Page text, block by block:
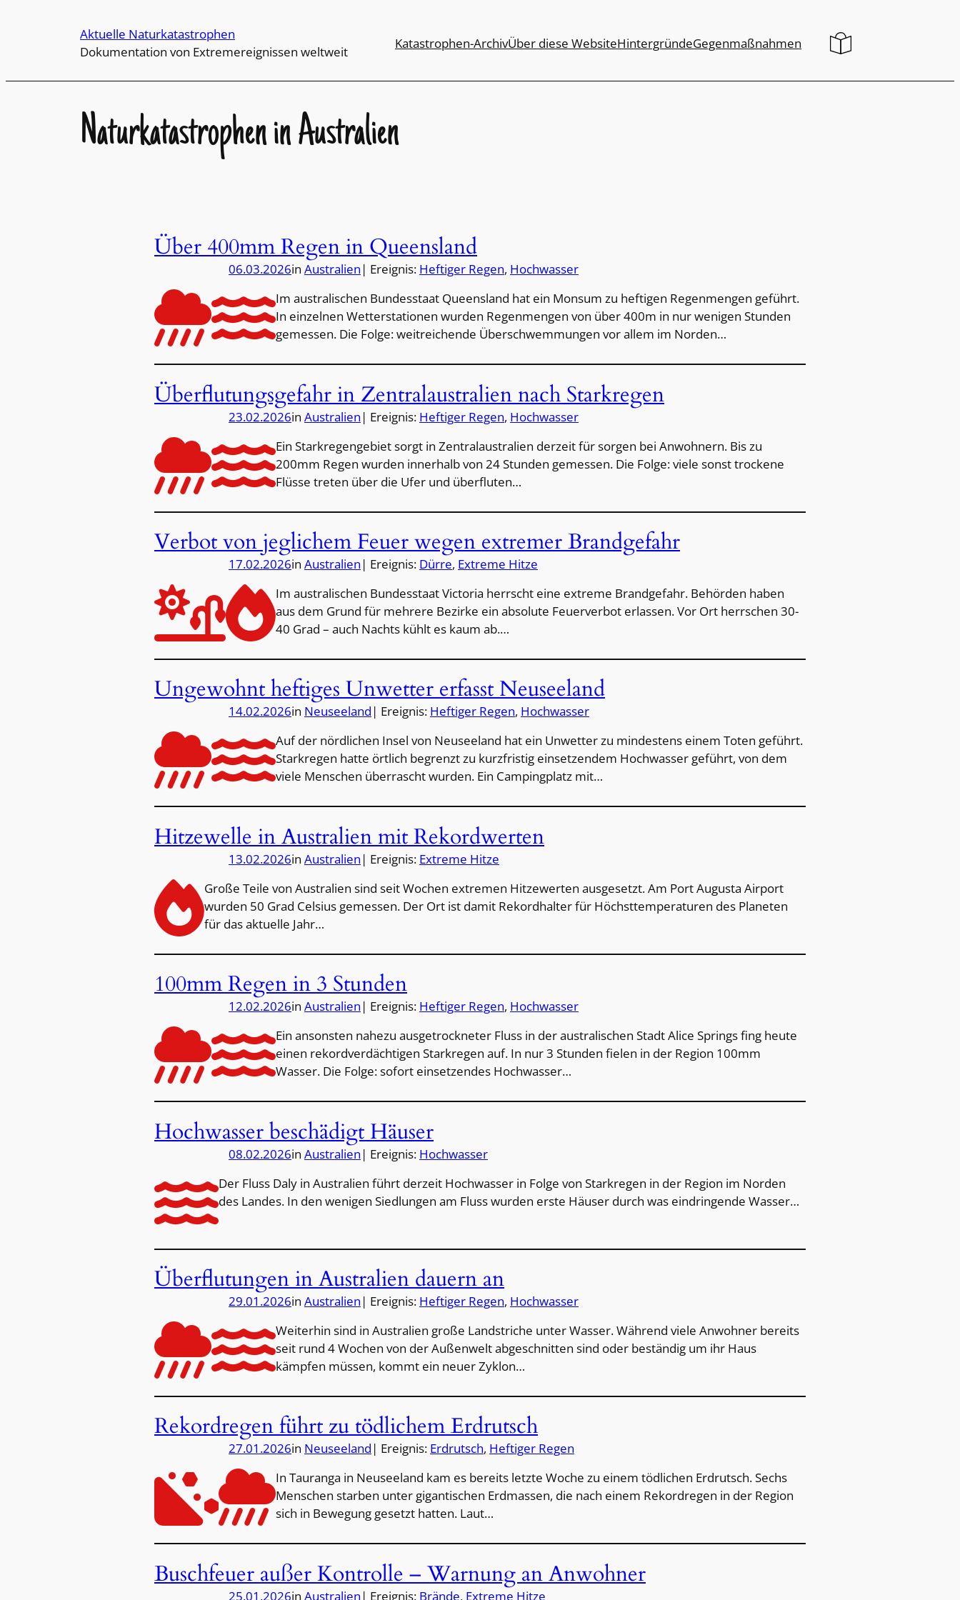
Aktuelle Naturkatastrophen
Dokumentation von Extremereignissen weltweit
Katastrophen-ArchivÜber diese WebsiteHintergründeGegenmaßnahmen
Naturkatastrophen in Australien
Über 400mm Regen in Queensland
06.03.2026in Australien | Ereignis: Heftiger Regen, Hochwasser
Im australischen Bundesstaat Queensland hat ein Monsum zu heftigen Regenmengen geführt.
In einzelnen Wetterstationen wurden Regenmengen von über 400m in nur wenigen Stunden
gemessen. Die Folge: weitreichende Überschwemmungen vor allem im Norden…
Überflutungsgefahr in Zentralaustralien nach Starkregen
23.02.2026in Australien | Ereignis: Heftiger Regen, Hochwasser
Ein Starkregengebiet sorgt in Zentralaustralien derzeit für sorgen bei Anwohnern. Bis zu
200mm Regen wurden innerhalb von 24 Stunden gemessen. Die Folge: viele sonst trockene
Flüsse treten über die Ufer und überfluten…
Verbot von jeglichem Feuer wegen extremer Brandgefahr
17.02.2026in Australien | Ereignis: Dürre, Extreme Hitze
Im australischen Bundesstaat Victoria herrscht eine extreme Brandgefahr. Behörden haben
aus dem Grund für mehrere Bezirke ein absolute Feuerverbot erlassen. Vor Ort herrschen 30-
40 Grad – auch Nachts kühlt es kaum ab.…
Ungewohnt heftiges Unwetter erfasst Neuseeland
14.02.2026in Neuseeland | Ereignis: Heftiger Regen, Hochwasser
Auf der nördlichen Insel von Neuseeland hat ein Unwetter zu mindestens einem Toten geführt.
Starkregen hatte örtlich begrenzt zu kurzfristig einsetzendem Hochwasser geführt, von dem
viele Menschen überrascht wurden. Ein Campingplatz mit…
Hitzewelle in Australien mit Rekordwerten
13.02.2026in Australien | Ereignis: Extreme Hitze
Große Teile von Australien sind seit Wochen extremen Hitzewerten ausgesetzt. Am Port Augusta Airport
wurden 50 Grad Celsius gemessen. Der Ort ist damit Rekordhalter für Höchsttemperaturen des Planeten
für das aktuelle Jahr…
100mm Regen in 3 Stunden
12.02.2026in Australien | Ereignis: Heftiger Regen, Hochwasser
Ein ansonsten nahezu ausgetrockneter Fluss in der australischen Stadt Alice Springs fing heute
einen rekordverdächtigen Starkregen auf. In nur 3 Stunden fielen in der Region 100mm
Wasser. Die Folge: sofort einsetzendes Hochwasser…
Hochwasser beschädigt Häuser
08.02.2026in Australien | Ereignis: Hochwasser
Der Fluss Daly in Australien führt derzeit Hochwasser in Folge von Starkregen in der Region im Norden
des Landes. In den wenigen Siedlungen am Fluss wurden erste Häuser durch was eindringende Wasser…
Überflutungen in Australien dauern an
29.01.2026in Australien | Ereignis: Heftiger Regen, Hochwasser
Weiterhin sind in Australien große Landstriche unter Wasser. Während viele Anwohner bereits
seit rund 4 Wochen von der Außenwelt abgeschnitten sind oder beständig um ihr Haus
kämpfen müssen, kommt ein neuer Zyklon…
Rekordregen führt zu tödlichem Erdrutsch
27.01.2026in Neuseeland | Ereignis: Erdrutsch, Heftiger Regen
In Tauranga in Neuseeland kam es bereits letzte Woche zu einem tödlichen Erdrutsch. Sechs
Menschen starben unter gigantischen Erdmassen, die nach einem Rekordregen in der Region
sich in Bewegung gesetzt hatten. Laut…
Buschfeuer außer Kontrolle – Warnung an Anwohner
25.01.2026in Australien | Ereignis: Brände, Extreme Hitze